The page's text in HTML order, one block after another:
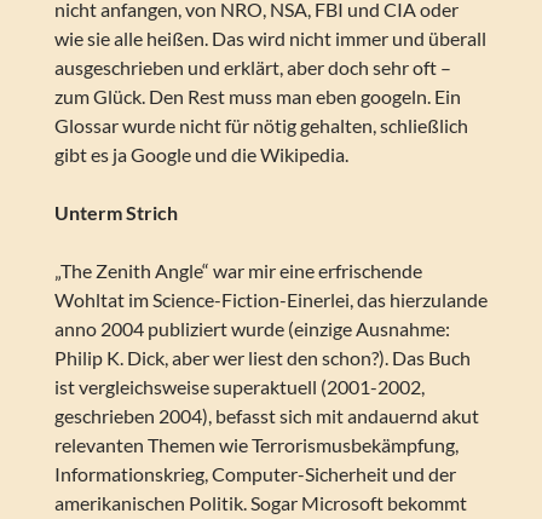
nicht anfangen, von NRO, NSA, FBI und CIA oder
wie sie alle heißen. Das wird nicht immer und überall
ausgeschrieben und erklärt, aber doch sehr oft –
zum Glück. Den Rest muss man eben googeln. Ein
Glossar wurde nicht für nötig gehalten, schließlich
gibt es ja Google und die Wikipedia.
Unterm Strich
„The Zenith Angle“ war mir eine erfrischende
Wohltat im Science-Fiction-Einerlei, das hierzulande
anno 2004 publiziert wurde (einzige Ausnahme:
Philip K. Dick, aber wer liest den schon?). Das Buch
ist vergleichsweise superaktuell (2001-2002,
geschrieben 2004), befasst sich mit andauernd akut
relevanten Themen wie Terrorismusbekämpfung,
Informationskrieg, Computer-Sicherheit und der
amerikanischen Politik. Sogar Microsoft bekommt